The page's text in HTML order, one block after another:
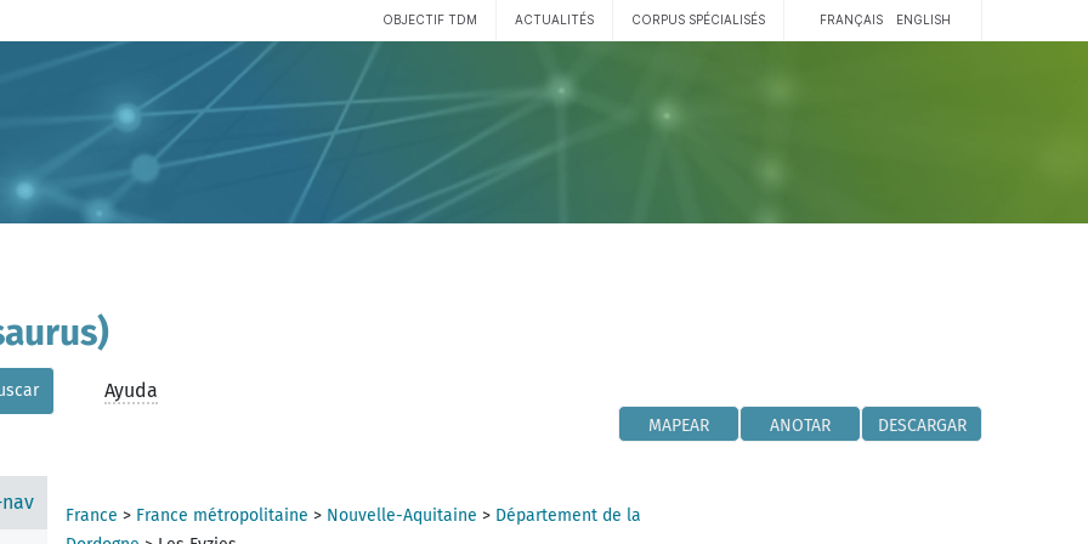
OBJECTIF TDM ACTUALITÉS CORPUS SPÉCIALISÉS FRANÇAIS ENGLISH
Ayuda
MAPEAR ANOTAR DESCARGAR
France > France métropolitaine > Nouvelle-Aquitaine > Département de la